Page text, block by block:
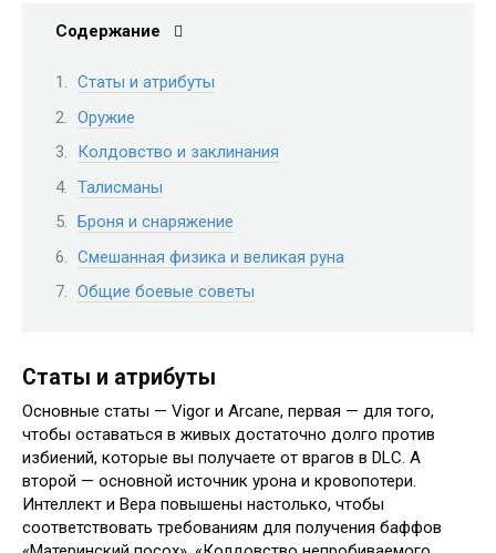
Содержание
Статы и атрибуты
Оружие
Колдовство и заклинания
Талисманы
Броня и снаряжение
Смешанная физика и великая руна
Общие боевые советы
Статы и атрибуты
Основные статы — Vigor и Arcane, первая — для того,
чтобы оставаться в живых достаточно долго против
избиений, которые вы получаете от врагов в DLC. А
второй — основной источник урона и кровопотери.
Интеллект и Вера повышены настолько, чтобы
соответствовать требованиям для получения баффов